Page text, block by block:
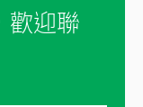
歡迎聯